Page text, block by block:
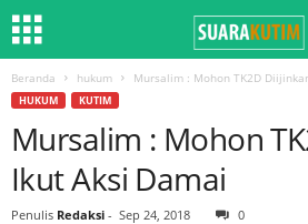
Beranda hukum Mursalim : Mohon TK2D
HUKUM KUTIM
Mursalim : Mohon
Ikut Aksi Damai
Penulis Redaksi - Sep 24, 2018 0